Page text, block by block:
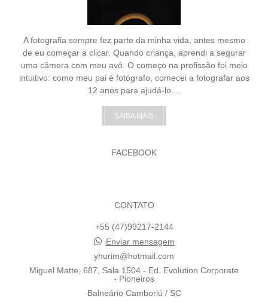
A fotografia sempre fez parte da minha vida, antes mesmo
de eu começar a clicar. Quando criança, aprendi a segurar
uma câmera com meu avô. O começo na profissão foi meio
intuitivo: como meu pai é fotógrafo, comecei a fotografar aos
12 anos para ajudá-lo....
SAIBA MAIS
FACEBOOK
CONTATO
+55 (47)99217-2144
Enviar mensagem
yhurim@hotmail.com
Miguel Matte, 687, Sala 1504 - Ed. Evolution Corporate
- Pioneiros
Balneário Camboriú / SC